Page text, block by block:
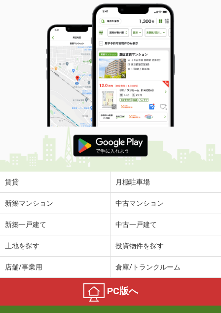
賃貸 月極駐車場
新築マンション 中古マンション
新築一戸建て 中古一戸建て
土地を探す 投資物件を探す
店舗/事業用 倉庫/トランクルーム
PC版へ